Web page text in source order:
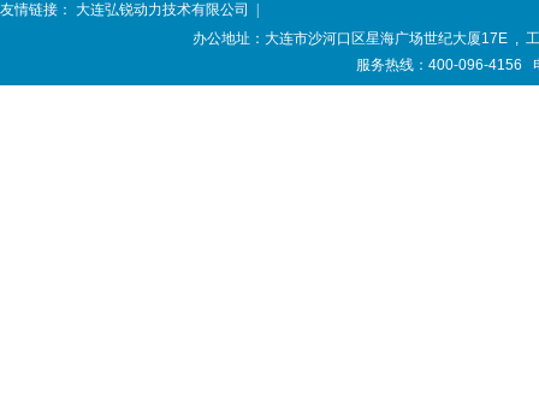
友情链接： 大连弘锐动力技术有限公司
办公地址：大连市沙河口区星海广场世纪大厦17E ,
服务热线：400-096-4156